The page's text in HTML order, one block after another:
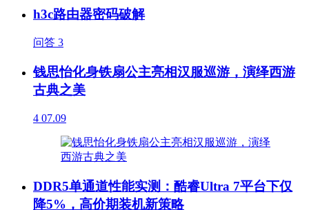
h3c路由器密码破解
问答 3
钱思怡化身铁扇公主亮相汉服巡游，演绎西游
古典之美
4 07.09
DDR5单通道性能实测：酷睿Ultra 7平台下仅
降5%，高价期装机新策略